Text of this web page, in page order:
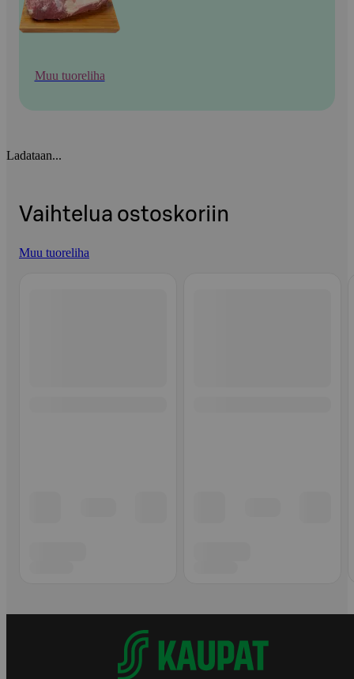
Muu tuoreliha
Ladataan...
Vaihtelua ostoskoriin
Muu tuoreliha